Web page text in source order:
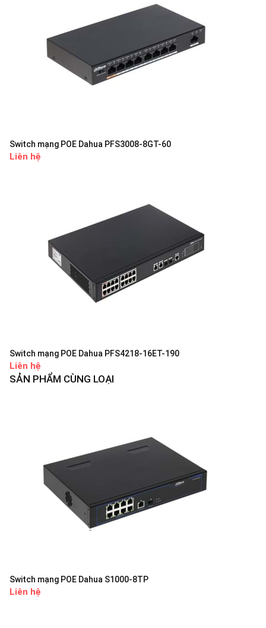
Switch mạng POE Dahua PFS3008-8GT-60
Liên hệ
Switch mạng POE Dahua PFS4218-16ET-190
Liên hệ
SẢN PHẨM CÙNG LOẠI
Switch mạng POE Dahua S1000-8TP
Liên hệ